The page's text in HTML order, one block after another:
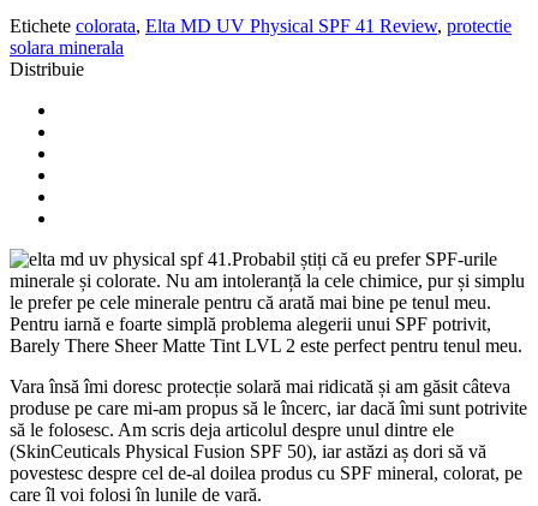
Etichete colorata, Elta MD UV Physical SPF 41 Review, protectie
solara minerala
Distribuie
Probabil știți că eu prefer SPF-urile
minerale și colorate. Nu am intoleranță la cele chimice, pur și simplu
le prefer pe cele minerale pentru că arată mai bine pe tenul meu.
Pentru iarnă e foarte simplă problema alegerii unui SPF potrivit,
Barely There Sheer Matte Tint LVL 2 este perfect pentru tenul meu.
Vara însă îmi doresc protecție solară mai ridicată și am găsit câteva
produse pe care mi-am propus să le încerc, iar dacă îmi sunt potrivite
să le folosesc. Am scris deja articolul despre unul dintre ele
(SkinCeuticals Physical Fusion SPF 50), iar astăzi aș dori să vă
povestesc despre cel de-al doilea produs cu SPF mineral, colorat, pe
care îl voi folosi în lunile de vară.